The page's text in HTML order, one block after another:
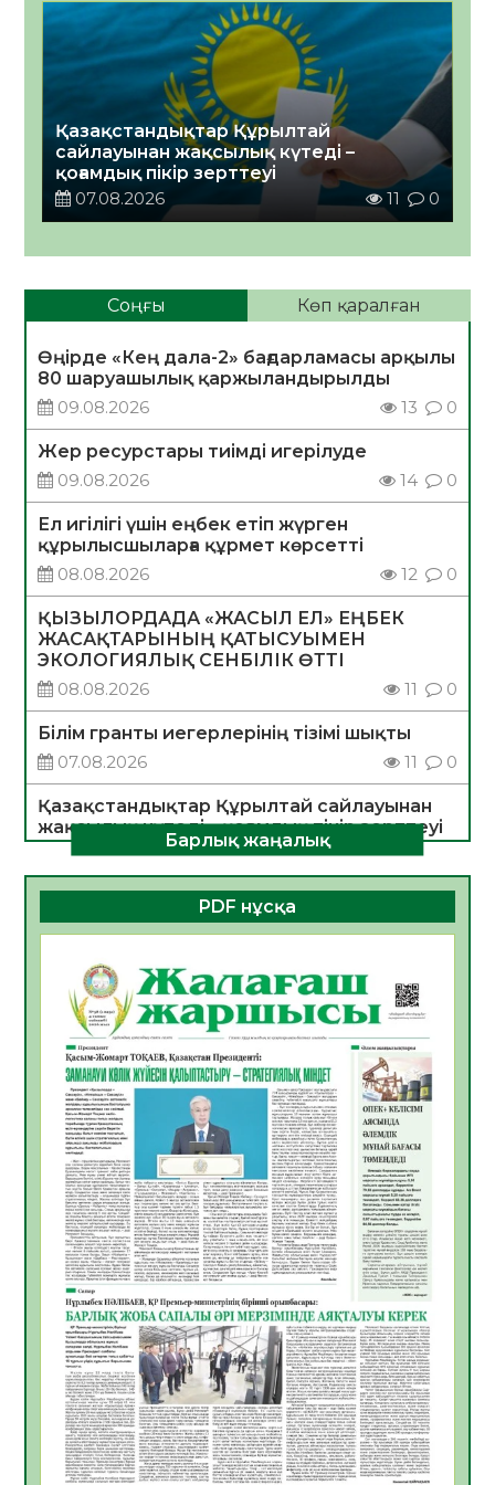
Қазақстандықтар Құрылтай
сайлауынан жақсылық күтеді –
қоғамдық пікір зерттеуі
07.08.2026
11 0
Соңғы Көп қаралған
Өңірде «Кең дала-2» бағдарламасы арқылы
80 шаруашылық қаржыландырылды
09.08.2026
13 0
Жер ресурстары тиімді игерілуде
09.08.2026
14 0
Ел игілігі үшін еңбек етіп жүрген
құрылысшыларға құрмет көрсетті
08.08.2026
12 0
ҚЫЗЫЛОРДАДА «ЖАСЫЛ ЕЛ» ЕҢБЕК
ЖАСАҚТАРЫНЫҢ ҚАТЫСУЫМЕН
ЭКОЛОГИЯЛЫҚ СЕНБІЛІК ӨТТІ
08.08.2026
11 0
Білім гранты иегерлерінің тізімі шықты
07.08.2026
11 0
Қазақстандықтар Құрылтай сайлауынан
жақсылық күтеді – қоғамдық пікір зерттеуі
07.08.2026
11
«Дауыс беру учаскесін қалай табуға
болады?»
ҚҰРЫЛТАЙ САЙЛАУЫ – БІРЛІК ПЕН
БЕЛСЕНДІЛІКТІҢ БЕЛГІСІ
07.08.2026
53
5547 әскери бөлімінде «Алғашқы қызмет
күні» іс-шарасы өтті
07.08.2026
48
Қаржылық сауаттылықты арттыруға
бағытталған кездесу өтті
07.08.2026
51
ҚҰРЫЛТАЙ САЙЛАУЫ – ЕЛ БОЛАШАҒЫ
ҮШІН ЖАУАПТЫ ҚАДАМ
07.08.2026
55
Ауыл шаруашылығы – өңір экономикасының
негізгі тірегі
06.08.2026
63
ҚОҒАМДЫҚ БЕЛСЕНДІЛІК – ЕЛ
Барлық жаңалық
PDF нұсқа